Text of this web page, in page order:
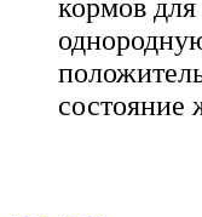
кормов
состояние